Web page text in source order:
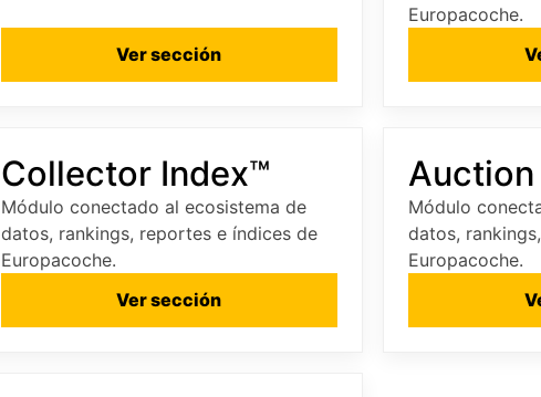
Ver sección
Europacoche.
Collector Index™
Módulo conectado al ecosistema de
datos, rankings, reportes e índices de
Europacoche.
Ver sección
Módulo
datos,
Europacoche.